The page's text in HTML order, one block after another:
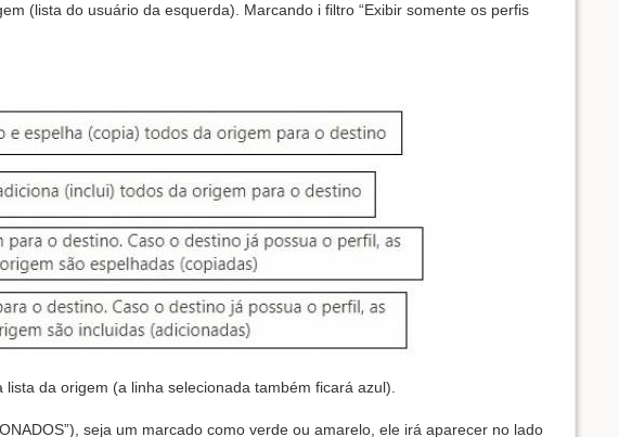
(lista do usuário da esquerda). Marcando i filtro “Exibir somente os perfis
da origem (a linha selecionada também ficará azul).
seja um marcado como verde ou amarelo, ele irá aparecer no lado